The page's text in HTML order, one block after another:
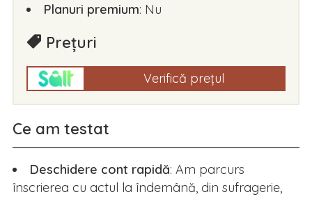
Planuri premium: Nu
Prețuri
Verifică prețul
Ce am testat
Deschidere cont rapidă: Am parcurs
înscrierea cu actul la îndemână, din sufragerie,